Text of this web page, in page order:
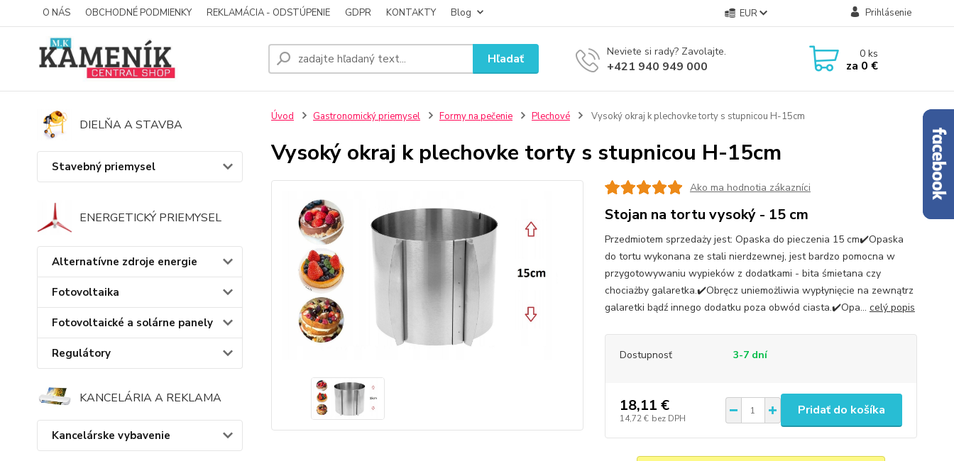
O NÁS OBCHODNÉ PODMIENKY REKLAMÁCIA - ODSTÚPENIE GDPR KONTAKTY Blog EUR Prihlásenie
Hľadať Neviete si rady? Zavolajte.
+421 940 949 000
0ks
za 0 €
DIELŇA A STAVBA
Stavebný priemysel
ENERGETICKÝ PRIEMYSEL
Alternatívne zdroje energie
Fotovoltaika
Fotovoltaické a solárne panely
Regulátory
KANCELÁRIA A REKLAMA
Kancelárske vybavenie
Úvod Gastronomický priemysel Formy na pečenie Plechové Vysoký okraj k plechovke torty s stupnicou H-15cm
Vysoký okraj k plechovke torty s stupnicou H-15cm
Ako ma hodnotia zákazníci
Stojan na tortu vysoký - 15 cm
Przedmiotem sprzedaży jest: Opaska do pieczenia 15 cm✔️Opaska
do tortu wykonana ze stali nierdzewnej, jest bardzo pomocna w
przygotowywaniu wypieków z dodatkami - bita śmietana czy
chociażby galaretka.✔️Obręcz uniemożliwia wypłynięcie na zewnątrz
galaretki bądź innego dodatku poza obwód ciasta.✔️Opa... celý popis
Dostupnosť 3-7 dní
18,11 €
14,72 € bez DPH
Pridať do košíka